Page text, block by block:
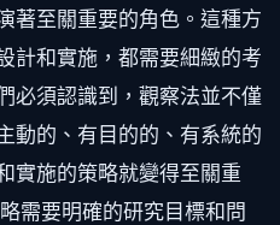
著至關重要的角色。這種方
計和實施，都需要細緻的考
必須認識到，觀察法並不僅
動的、有目的的、有系統的
實施的策略就變得至關重
需要明確的研究目標和問